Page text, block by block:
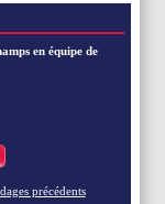
(officiel)
au Real !
en équipe de
précédents